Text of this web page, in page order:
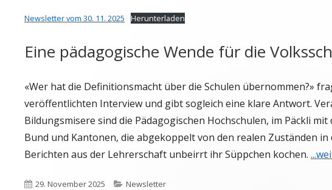
Newsletter vom 30. 11. 2025 Herunterladen
Eine pädagogische Wende für die
«Wer hat die Definitionsmacht über die Schulen übernommen?»
veröffentlichten Interview und gibt sogleich eine klare Antwort.
Bildungsmisere sind die Pädagogischen Hochschulen, im Päckli
Bund und Kantonen, die abgekoppelt von den realen Zuständen
Berichten aus der Lehrerschaft unbeirrt ihr Süppchen kochen.
Veröffentlicht
29. November 2025 Kategorien
Newsletter